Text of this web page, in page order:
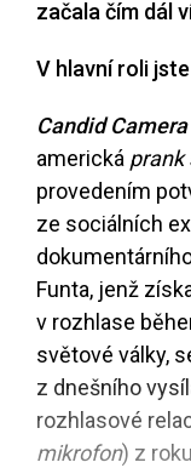
začala čím dál
V hlavní roli
Candid Camera
americká prank
provedením
ze sociálních
Funta, jenž
v rozhlase
světové války,
z dnešního
rozhlasové
mikrofon) z